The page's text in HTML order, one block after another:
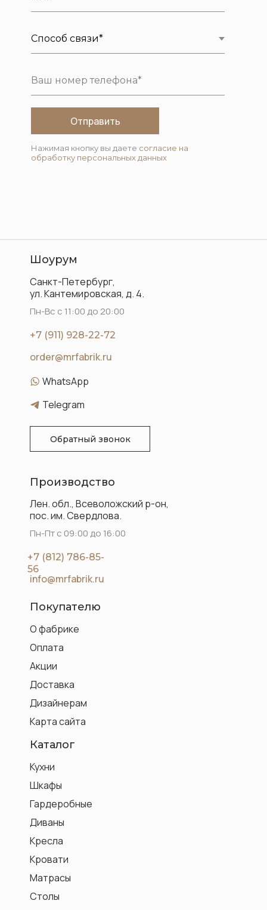
Отправить
Нажимая кнопку вы даете согласие на
обработку персональных данных
order@mrfabrik.ru
Санкт-Петербург,
ул. Кантемировская, д. 4.
Акции
Оплата
Доставка
О фабрике
Производство
Шоурум
Покупателю
Каталог
+7 (812) 786-85-
56
+7 (911) 928-22-72
Пн-Вс с 11:00 до 20:00
Пн-Пт с 09:00 до 16:00
Карта сайта
Дизайнерам
Кресла
Кровати
Диваны
Шкафы
Гардеробные
Кухни
WhatsApp
Telegram
Лен. обл., Всеволожский р-он,
пос. им. Свердлова.
info@mrfabrik.ru
Столы
Матрасы
Обратный звонок